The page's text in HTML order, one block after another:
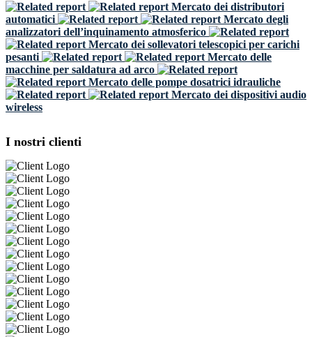
Mercato dei distributori
automatici
Mercato degli
analizzatori dell’inquinamento atmosferico
Mercato dei sollevatori telescopici per carichi
pesanti
Mercato delle
macchine per saldatura ad arco
Mercato delle pompe dosatrici idrauliche
Mercato dei dispositivi audio
wireless
I nostri clienti